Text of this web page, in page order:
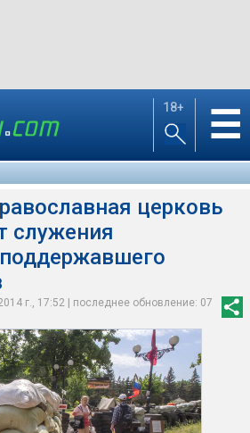
18+ ☰
церковь
служения
г., 17:52 | последнее обновление: 07